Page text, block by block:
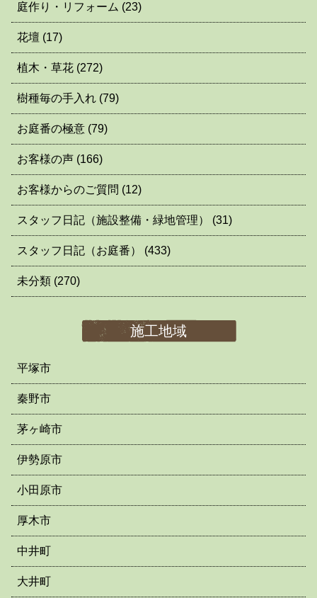
庭作り・リフォーム (23)
花壇 (17)
植木・草花 (272)
樹種毎の手入れ (79)
お庭番の極意 (79)
お客様の声 (166)
お客様からのご質問 (12)
スタッフ日記（施設整備・緑地管理） (31)
スタッフ日記（お庭番） (433)
未分類 (270)
施工地域
平塚市
秦野市
茅ヶ崎市
伊勢原市
小田原市
厚木市
中井町
大井町